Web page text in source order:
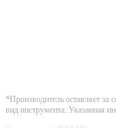
*Производитель оставляет за
вид инструмента. Указанная